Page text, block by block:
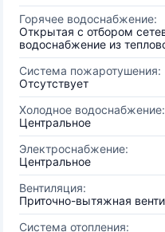
Горячее водоснабжение:
Открытая с отбором
водоснабжение из
Система пожаротушения:
Отсутствует
Холодное водоснабжение:
Центральное
Электроснабжение:
Центральное
Вентиляция:
Приточно-вытяжная
Система отопления: